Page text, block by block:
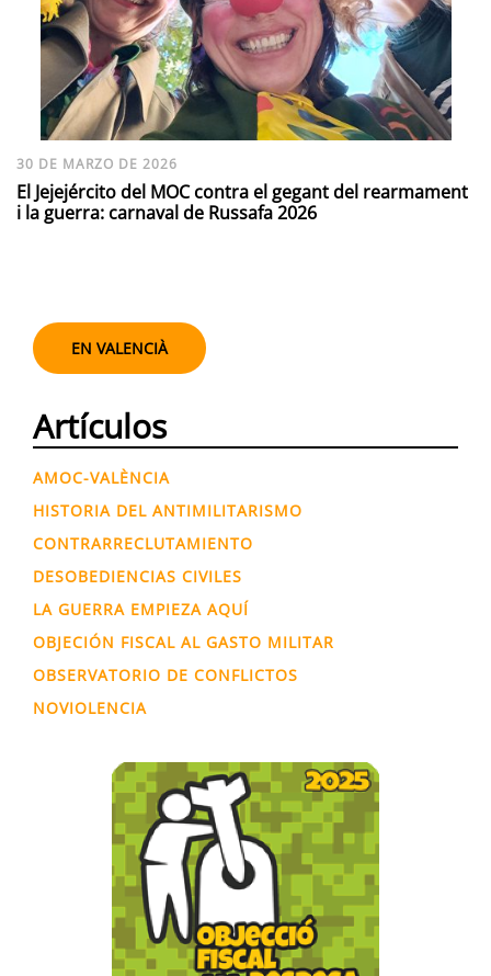
30 DE MARZO DE 2026
El Jejejército del MOC contra el gegant del rearmament
i la guerra: carnaval de Russafa 2026
EN VALENCIÀ
Artículos
AMOC-VALÈNCIA
HISTORIA DEL ANTIMILITARISMO
CONTRARRECLUTAMIENTO
DESOBEDIENCIAS CIVILES
LA GUERRA EMPIEZA AQUÍ
OBJECIÓN FISCAL AL GASTO MILITAR
OBSERVATORIO DE CONFLICTOS
NOVIOLENCIA